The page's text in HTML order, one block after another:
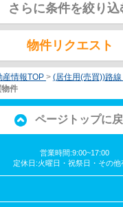
さらに条件を絞り込
物件リクエスト
産情報TOP > (居住用(売買))路
件
ページトップに
営業時間:9:00~17:00
定休日:火曜日・祝祭日・その他